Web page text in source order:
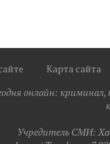
Карта сайта
онлайн:
Учредитель СМИ: